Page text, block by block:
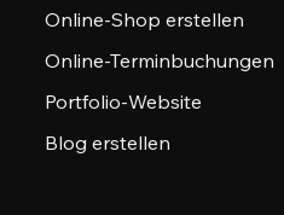
Online-Shop erstellen
Online-Terminbuchungen
Portfolio-Website
Blog erstellen